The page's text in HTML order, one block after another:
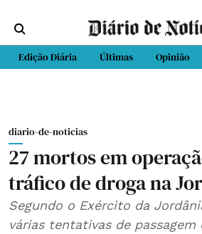
Edição Diária Últimas Opinião
diario-de-noticias
27 mortos em
tráfico de droga na
Segundo o Exército da
várias tentativas de passagem